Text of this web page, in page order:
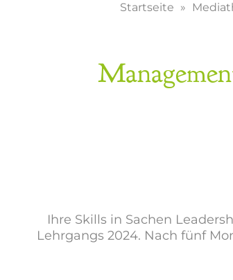
Startseite
Ihre Skills in Sachen
Lehrgangs 2024. Nach fünf